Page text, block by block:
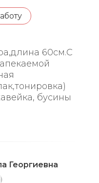
60см.С
бусины
Георгиевна